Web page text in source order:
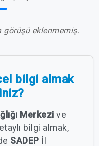
görüşü eklenmemiş.
bilgi almak
Merkezi ve
bilgi almak,
SADEP İl